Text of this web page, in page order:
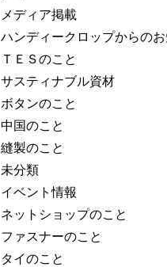
メディア掲載
ハンディークロップからの
ＴＥＳのこと
サスティナブル資材
ボタンのこと
中国のこと
縫製のこと
未分類
イベント情報
ネットショップのこと
ファスナーのこと
タイのこと